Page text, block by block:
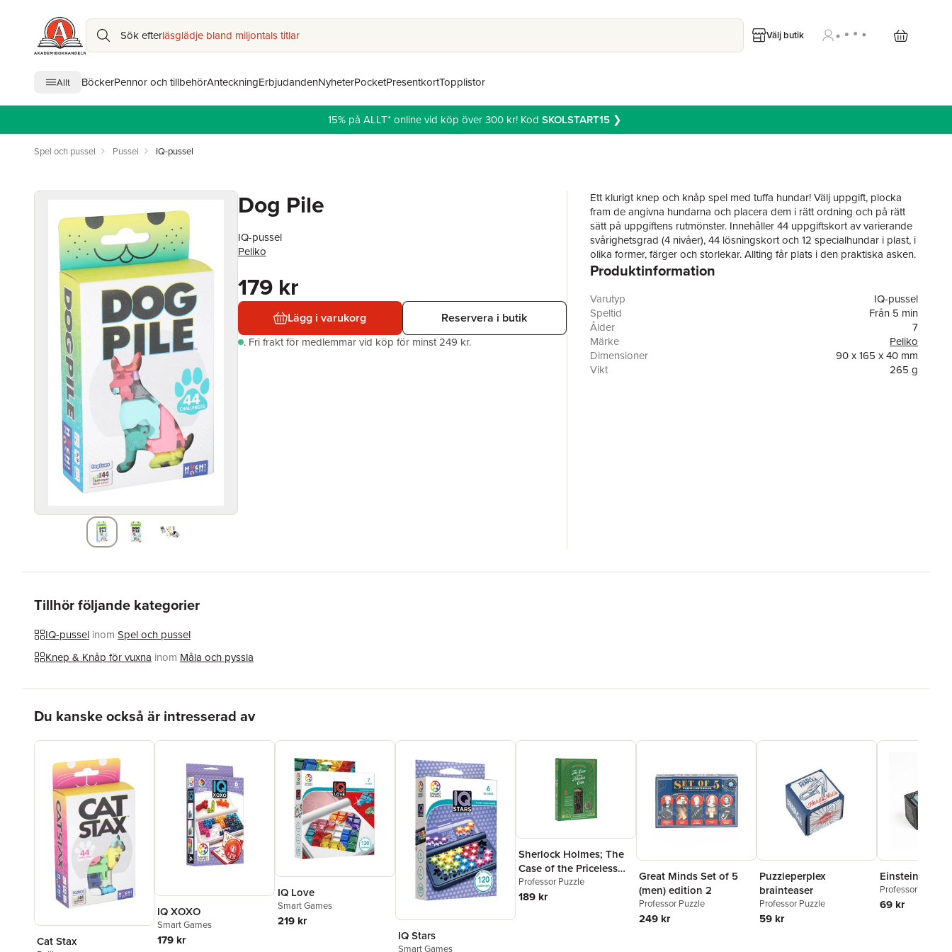
Sök efterläsglädje bland miljontals titlar Välj butik
Allt BöckerPennor och tillbehörAnteckningErbjudandenNyheterPocketPresentkortTopplistor
15% på ALLT* online vid köp över 300 kr! Kod SKOLSTART15❯
Spel och pussel Pussel IQ-pussel
Dog Pile
IQ-pussel
Peliko
179 kr
Lägg i varukorg Reservera i butik
. Fri frakt för medlemmar vid köp för minst 249 kr.
Ett klurigt knep och knåp spel med tuffa hundar! Välj uppgift, plocka
fram de angivna hundarna och placera dem i rätt ordning och på rätt
sätt på uppgiftens rutmönster. Innehåller 44 uppgiftskort av varierande
svårighetsgrad (4 nivåer), 44 lösningskort och 12 specialhundar i plast, i
olika former, färger och storlekar. Allting får plats i den praktiska asken.
Kul hjärngymnastik själv eller tillsammans. Regler på svenska och
Produktinformation
Varutyp
IQ-pussel
Speltid
Från 5 min
Ålder
7
Märke
Peliko
Dimensioner
90 x 165 x 40 mm
Vikt
265 g
Tillhör följande kategorier
IQ-pussel inom Spel och pussel
Knep & Knåp för vuxna inom Måla och pyssla
Du kanske också är intresserad av
Cat Stax
IQ XOXO
Smart Games
179 kr
IQ Love
Smart Games
219 kr
IQ Stars
Smart Games
Sherlock Holmes; The
Case of the Priceless
Coin
Professor Puzzle
189 kr
Great Minds Set of 5
(men) edition 2
Professor Puzzle
249 kr
Puzzleperplex
brainteaser
Professor Puzzle
59 kr
Einstein
Professor Puzzle
69 kr